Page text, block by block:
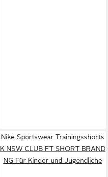
Nike Sportswear Trainingsshorts
K NSW CLUB FT SHORT BRAND
NG Für Kinder und Jugendliche